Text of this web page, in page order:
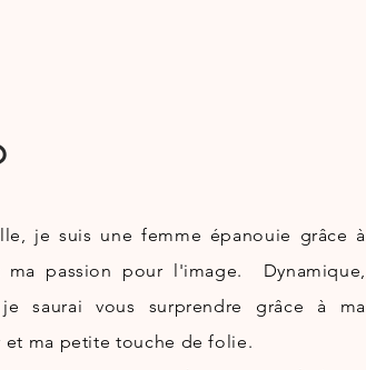
je suis une femme épanouie grâce à
passion pour l'image. Dynamique,
je saurai vous surprendre grâce à ma
et ma petite touche de folie.